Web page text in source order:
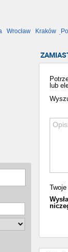
Wrocław Kraków
lub